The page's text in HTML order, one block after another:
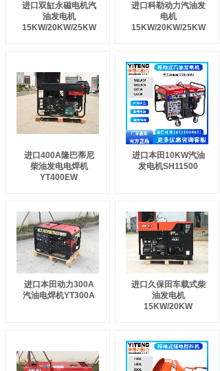
进口双缸永磁电机汽
油发电机
15KW/20KW/25KW
进口科勒动力汽油发
电机
15KW/20KW/25KW
进口400A隆巴蒂尼
柴油发电电焊机
YT400EW
进口本田10KW汽油
发电机SH11500
进口本田动力300A
汽油电焊机YT300A
进口久保田车载式柴
油发电机
15KW/20KW